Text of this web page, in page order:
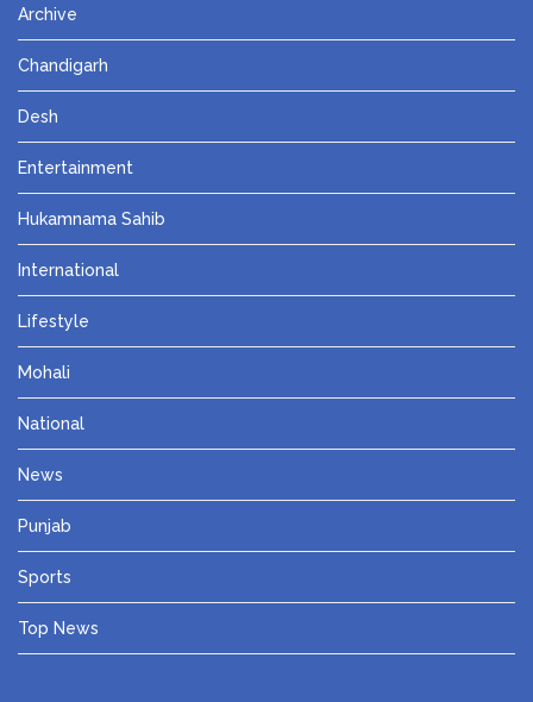
Archive
Chandigarh
Desh
Entertainment
Hukamnama Sahib
International
Lifestyle
Mohali
National
News
Punjab
Sports
Top News